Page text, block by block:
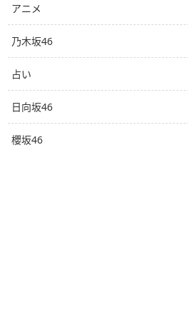
アニメ
乃木坂46
占い
日向坂46
櫻坂46